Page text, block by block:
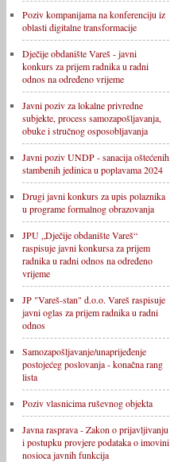
Poziv kompanijama na konferenciju iz
oblasti digitalne transformacije
Dječije obdanište Vareš - javni
konkurs za prijem radnika u radni
odnos na određeno vrijeme
Javni poziv za lokalne privredne
subjekte, process samozapošljavanja,
obuke i stručnog osposobljavanja
Javni poziv UNDP - sanacija oštećenih
stambenih jedinica u poplavama 2024
Drugi javni konkurs za upis polaznika
u programe formalnog obrazovanja
JPU „Dječije obdanište Vareš“
raspisuje javni konkursa za prijem
radnika u radni odnos na određeno
vrijeme
JP "Vareš-stan" d.o.o. Vareš raspisuje
javni oglas za prijem radnika u radni
odnos
Samozapošljavanje/unaprijeđenje
postojećeg poslovanja - konačna rang
lista
Poziv vlasnicima ruševnog objekta
Javna rasprava - Zakon o prijavljivanju
i postupku provjere podataka o imovini
nosioca javnih funkcija